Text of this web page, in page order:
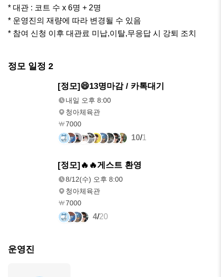
* 대관 : 코트 수 x 6명 + 2명
* 운영진의 재량에 따라 변경될 수 있음
* 참여 신청 이후 대관료 미납,이탈,무응답 시 강퇴 조치
정모 일정 2
[정모]😄13명마감 / 카톡대기
내일 오후 8:00
청아체육관
7000
10/1
[정모]🔥🔥게스트 환영
8/12(수) 오후 8:00
청아체육관
7000
4/20
운영진